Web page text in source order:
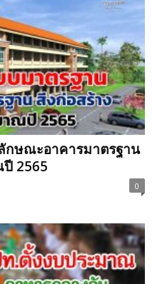
กษณะอาคารมาตรฐาน
2565
0